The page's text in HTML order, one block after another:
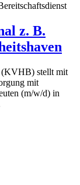
z. B.
(KVHB) stellt mit
mit
(m/w/d) in